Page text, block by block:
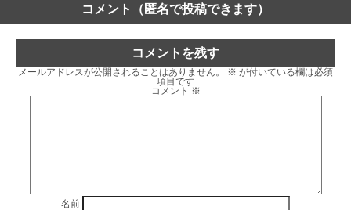
コメント（匿名で投稿できます）
コメントを残す
メールアドレスが公開されることはありません。 ※ が付いている欄は必須
項目です
コメント ※
名前